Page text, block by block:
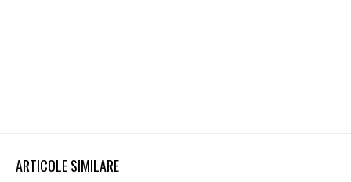
ARTICOLE SIMILARE